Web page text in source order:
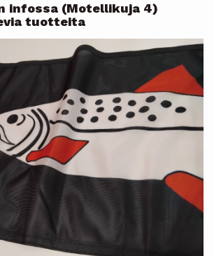
infossa (Motellikuja 4)
tuotteita